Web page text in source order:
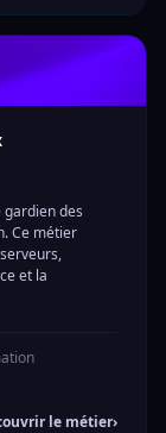
des
Ce métier
et la
le métier›